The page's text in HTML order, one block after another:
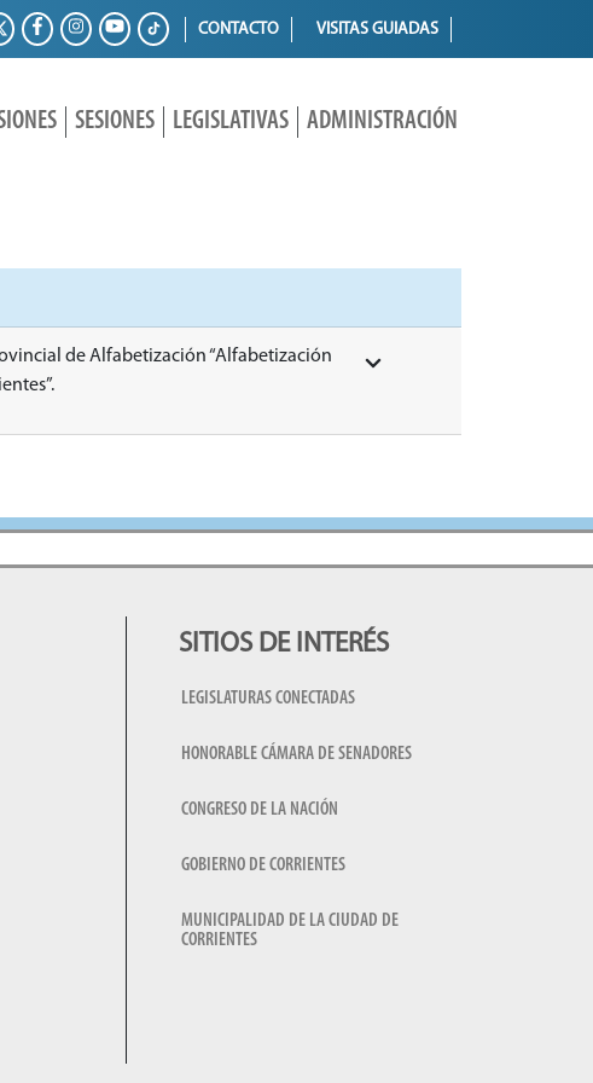
CONTACTO VISITAS GUIADAS
SESIONES LEGISLATIVAS ADMINISTRACIÓN
de Alfabetización “Alfabetización
SITIOS DE INTERÉS
LEGISLATURAS CONECTADAS
HONORABLE CÁMARA DE SENADORES
CONGRESO DE LA NACIÓN
GOBIERNO DE CORRIENTES
MUNICIPALIDAD DE LA CIUDAD DE
CORRIENTES